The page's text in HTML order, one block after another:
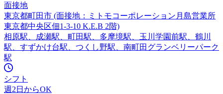
面接地
東京都町田市 (面接地：ミトモコーポレーション月島営業所
東京都中央区佃1-3-10 K.E.B 2階)
相原駅、成瀬駅、町田駅、多摩境駅、玉川学園前駅、鶴川
駅、すずかけ台駅、つくし野駅、南町田グランベリーパーク
駅
シフト
週2日からOK